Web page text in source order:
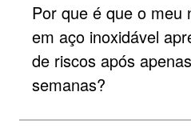
Por que é que o meu
em aço inoxidável
de riscos após
semanas?